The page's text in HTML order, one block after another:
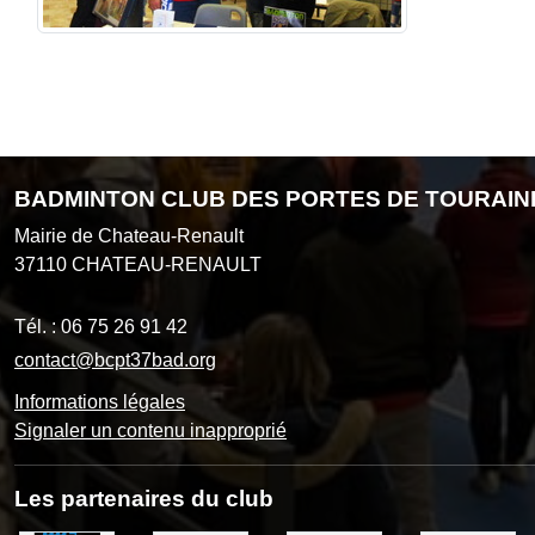
BADMINTON CLUB DES PORTES DE
Mairie de Chateau-Renault
37110 CHATEAU-RENAULT
Tél. :06 75 26 91 42
contact@bcpt37bad.org
Informations légales
Signaler un contenu inapproprié
Les partenaires du club